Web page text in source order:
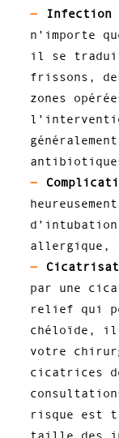
Infection
n’importe
il se
frissons,
zones
allergique,
par une
relief qui
chéloïde, il
votre
cicatrices
risque est
taille des